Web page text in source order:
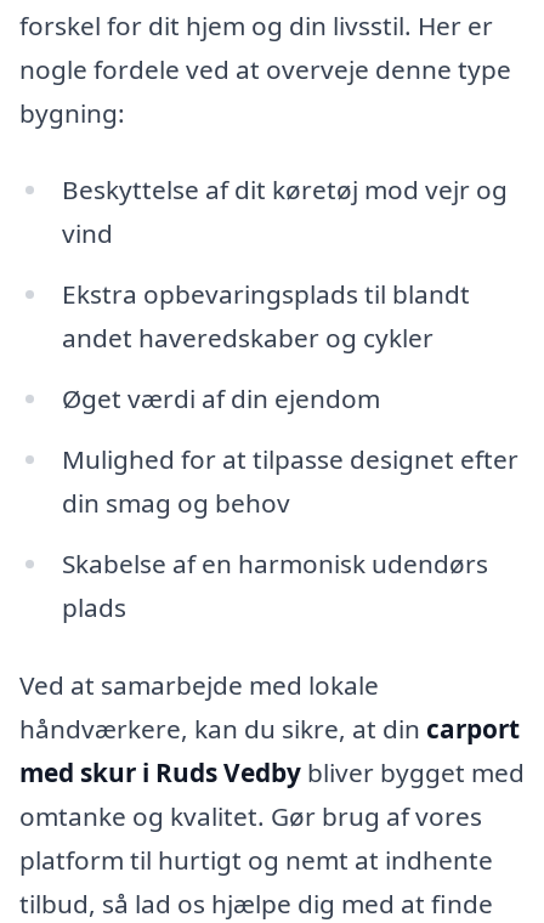
forskel for dit hjem og din livsstil. Her er
nogle fordele ved at overveje denne type
bygning:
Beskyttelse af dit køretøj mod vejr og
vind
Ekstra opbevaringsplads til blandt
andet haveredskaber og cykler
Øget værdi af din ejendom
Mulighed for at tilpasse designet efter
din smag og behov
Skabelse af en harmonisk udendørs
plads
Ved at samarbejde med lokale
håndværkere, kan du sikre, at din carport
med skur i Ruds Vedby bliver bygget med
omtanke og kvalitet. Gør brug af vores
platform til hurtigt og nemt at indhente
tilbud, så lad os hjælpe dig med at finde